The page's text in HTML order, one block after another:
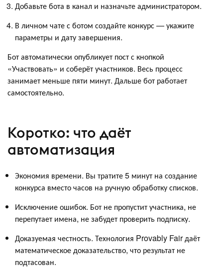
Добавьте бота в канал и назначьте администратором.
В личном чате с ботом создайте конкурс — укажите
параметры и дату завершения.
Бот автоматически опубликует пост с кнопкой
«Участвовать» и соберёт участников. Весь процесс
занимает меньше пяти минут. Дальше бот работает
самостоятельно.
Коротко: что даёт
автоматизация
Экономия времени. Вы тратите 5 минут на создание
конкурса вместо часов на ручную обработку списков.
Исключение ошибок. Бот не пропустит участника, не
перепутает имена, не забудет проверить подписку.
Доказуемая честность. Технология Provably Fair даёт
математическое доказательство, что результат не
подтасован.